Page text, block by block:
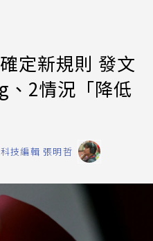
定新規則 發文
2情況「降低
科技編輯 張明哲